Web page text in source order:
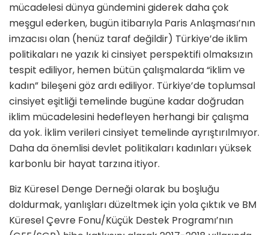
mücadelesi dünya gündemini giderek daha çok
meşgul ederken, bugün itibarıyla Paris Anlaşması’nın
imzacısı olan (henüz taraf değildir) Türkiye’de iklim
politikaları ne yazık ki cinsiyet perspektifi olmaksızın
tespit ediliyor, hemen bütün çalışmalarda “iklim ve
kadın” bileşeni göz ardı ediliyor. Türkiye’de toplumsal
cinsiyet eşitliği temelinde bugüne kadar doğrudan
iklim mücadelesini hedefleyen herhangi bir çalışma
da yok. İklim verileri cinsiyet temelinde ayrıştırılmıyor.
Daha da önemlisi devlet politikaları kadınları yüksek
karbonlu bir hayat tarzına itiyor.
Biz Küresel Denge Derneği olarak bu boşluğu
doldurmak, yanlışları düzeltmek için yola çıktık ve BM
Küresel Çevre Fonu/Küçük Destek Programı’nın